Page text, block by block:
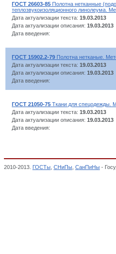
ГОСТ 26603-85 Полотна нетканные
теплозвукоизоляционного линолеума.
Дата актуализации текста: 19.03.2013
Дата актуализации описания: 19.03.2013
Дата введения:
ГОСТ 15902.2-79 Полотна нетканые.
Дата актуализации текста: 19.03.2013
Дата актуализации описания: 19.03.2013
Дата введения:
ГОСТ 21050-75 Ткани для спецодежды.
Дата актуализации текста: 19.03.2013
Дата актуализации описания: 19.03.2013
Дата введения:
2010-2013. ГОСТы СНиПы СанПиНы -